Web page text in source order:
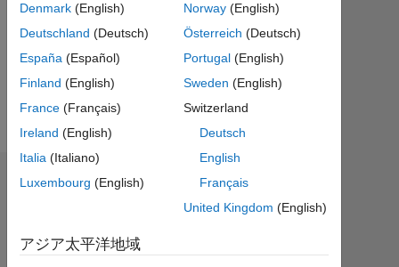
Follow
メ
セ
ジ
ダッシュボード
計
Denmark (English)
Deutschland (Deutsch)
España (Español)
Finland (English)
France (Français)
Ireland (English)
Italia (Italiano)
Luxembourg (English)
Norway (English)
Österreich (Deutsch)
Portugal (English)
Sweden (English)
Switzerland
Deutsch
English
Français
United Kingdom (English)
アジア太平洋地域